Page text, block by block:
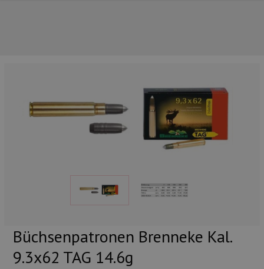
Büchsenpatronen Brenneke Kal.
9.3x62 TAG 14.6g
UNSERE TOP-MARKEN
UNSERE TOP-KATEGORIEN